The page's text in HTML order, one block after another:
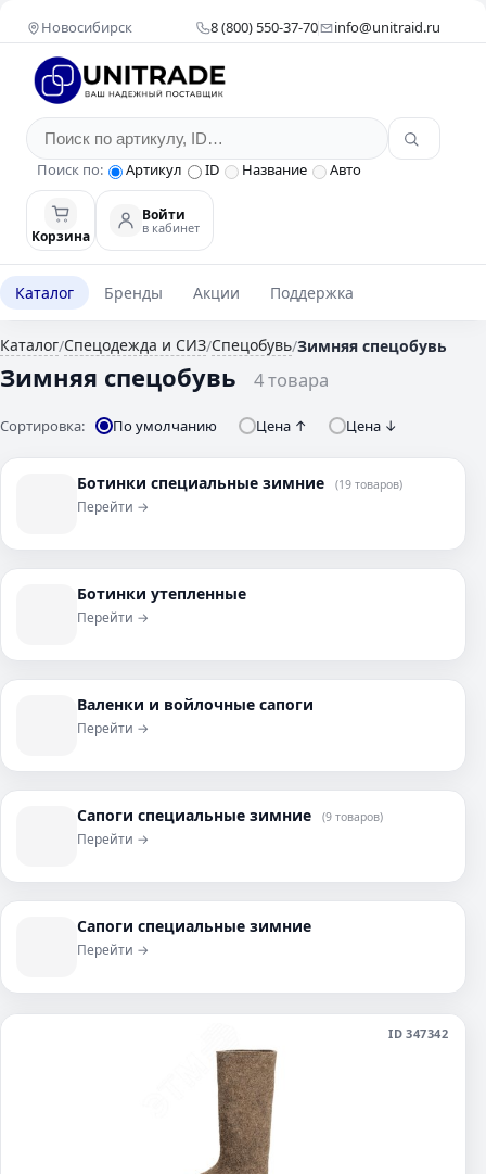
Новосибирск 8 (800) 550-37-70 info@unitraid.ru
Поиск по: Артикул ID Название Авто
Корзина
Войти
в кабинет
Каталог Бренды Акции Поддержка
Каталог/Спецодежда и СИЗ/Спецобувь/Зимняя спецобувь
Зимняя спецобувь 4 товара
Сортировка: По умолчанию Цена ↑ Цена ↓
Ботинки специальные зимние (19 товаров)
Перейти →
Ботинки утепленные
Перейти →
Валенки и войлочные сапоги
Перейти →
Сапоги специальные зимние (9 товаров)
Перейти →
Сапоги специальные зимние
Перейти →
ID 347342